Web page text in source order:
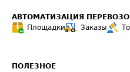
АВТОМАТИЗАЦИЯ
Площадки
Заказы
ПОЛЕЗНОЕ